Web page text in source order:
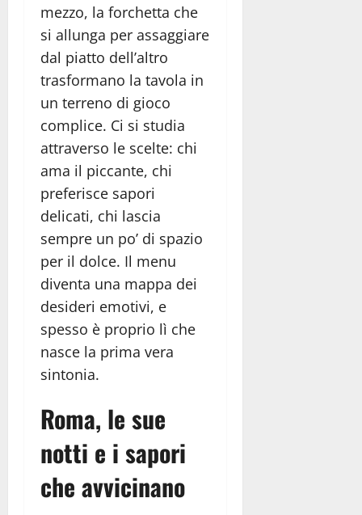
mezzo, la forchetta che
si allunga per assaggiare
dal piatto dell’altro
trasformano la tavola in
un terreno di gioco
complice. Ci si studia
attraverso le scelte: chi
ama il piccante, chi
preferisce sapori
delicati, chi lascia
sempre un po’ di spazio
per il dolce. Il menu
diventa una mappa dei
desideri emotivi, e
spesso è proprio lì che
nasce la prima vera
sintonia.
Roma, le sue
notti e i sapori
che avvicinano